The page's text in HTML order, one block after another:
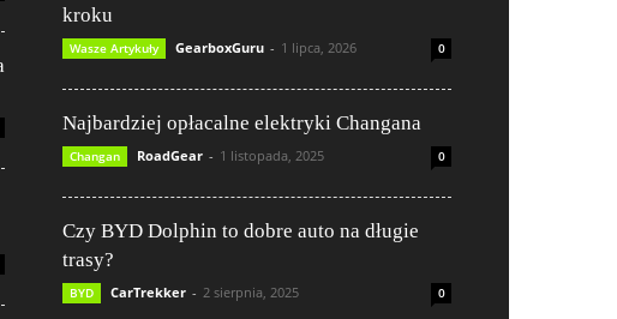
kroku
Wasze Artykuły GearboxGuru - 1 lipca, 2026 0
Najbardziej opłacalne elektryki Changana
Changan RoadGear - 1 listopada, 2025 0
Czy BYD Dolphin to dobre auto na długie
trasy?
BYD CarTrekker - 2 sierpnia, 2025 0